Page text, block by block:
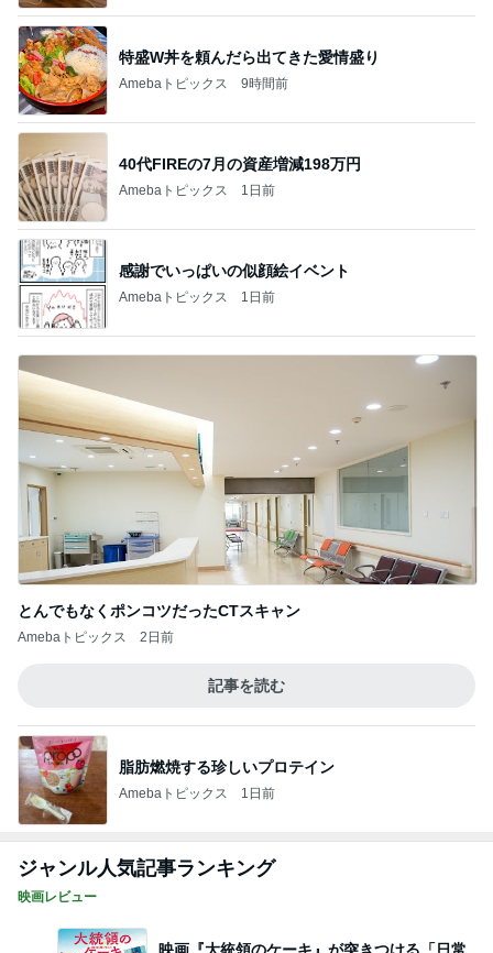
特盛W丼を頼んだら出てきた愛情盛り
Amebaトピックス 9時間前
40代FIREの7月の資産増減198万円
Amebaトピックス 1日前
感謝でいっぱいの似顔絵イベント
Amebaトピックス 1日前
とんでもなくポンコツだったCTスキャン
Amebaトピックス 2日前
記事を読む
脂肪燃焼する珍しいプロテイン
Amebaトピックス 1日前
ジャンル人気記事ランキング
映画レビュー
映画『大統領のケーキ』が突きつける「日常